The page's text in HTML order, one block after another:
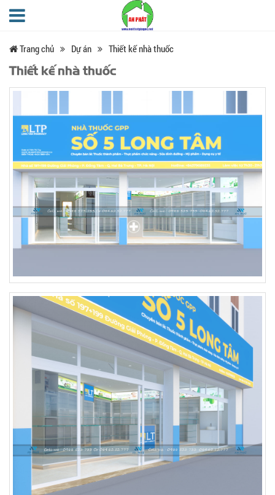
Trang chủ Dự án Thiết kế nhà thuốc
Thiết kế nhà thuốc